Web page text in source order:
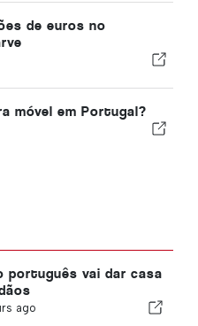
de euros no
móvel em Portugal?
português vai dar casa
ago